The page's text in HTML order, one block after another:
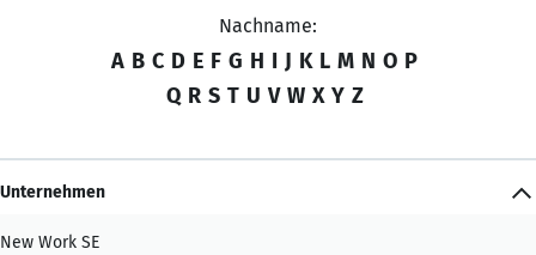
Nachname:
A B C D E F G H I J K L M N O P
Q R S T U V W X Y Z
Unternehmen
New Work SE